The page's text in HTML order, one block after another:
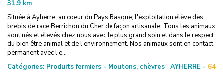
31.9 km
Située à Ayherre, au coeur du Pays Basque, l'exploitation élève des
brebis de race Berrichon du Cher de façon artisanale. Tous les animaux
sont nés et élevés chez nous avec le plus grand soin et dans le respect
du bien être animal et de l'environnement. Nos animaux sont en contact
permanent avec l'e...
Catégories: Produits fermiers - Moutons, chèvres AYHERRE - 64